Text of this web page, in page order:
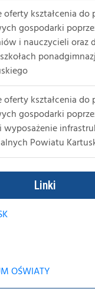
kształcenia do
gospodarki
i nauczycieli oraz
kształcenia do
gospodarki
wyposażenie
Powiatu
Linki
OŚWIATY